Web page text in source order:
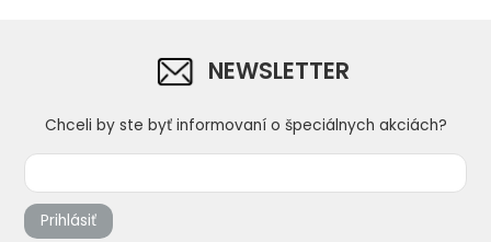
NEWSLETTER
Chceli by ste byť informovaní o špeciálnych akciách?
Prihlásiť